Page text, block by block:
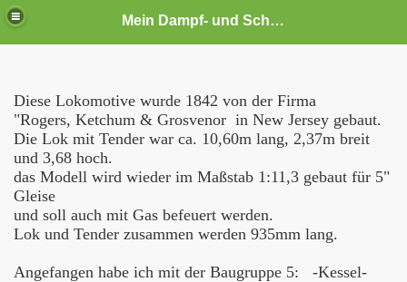
Mein Dampf- und Schiffsmodellhobby
Diese Lokomotive wurde 1842 von der Firma
"Rogers, Ketchum & Grosvenor in New Jersey gebaut.
Die Lok mit Tender war ca. 10,60m lang, 2,37m breit
und 3,68 hoch.
das Modell wird wieder im Maßstab 1:11,3 gebaut für 5"
Gleise
und soll auch mit Gas befeuert werden.
Lok und Tender zusammen werden 935mm lang.
Angefangen habe ich mit der Baugruppe 5: -Kessel-